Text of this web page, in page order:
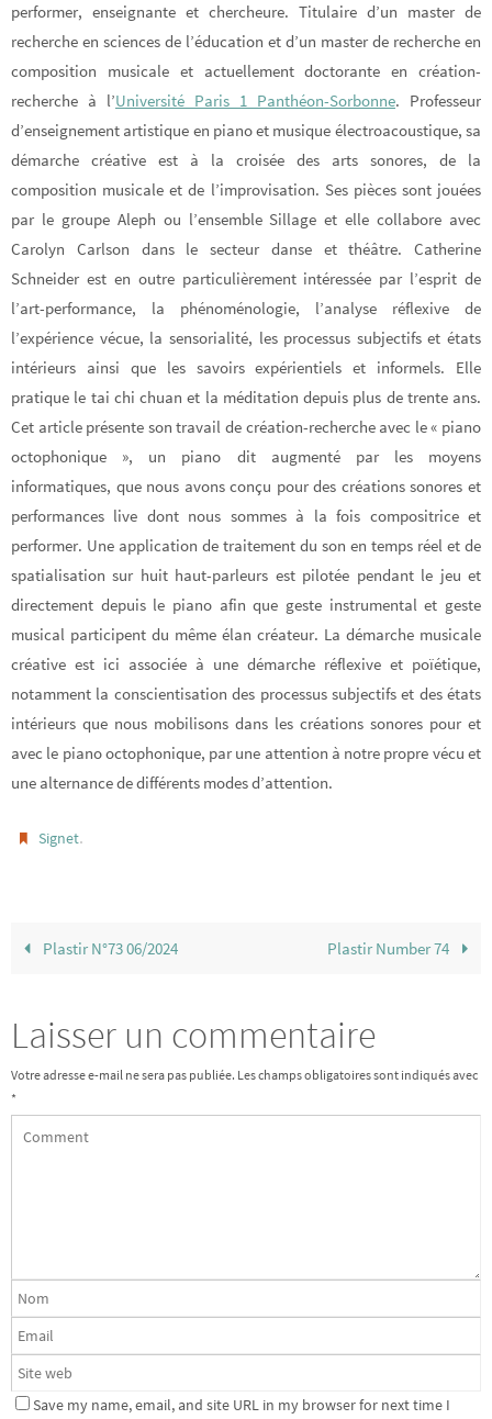
performer, enseignante et chercheure. Titulaire d’un master de
recherche en sciences de l’éducation et d’un master de recherche en
composition musicale et actuellement doctorante en création-
recherche à l’Université Paris 1 Panthéon-Sorbonne. Professeur
d’enseignement artistique en piano et musique électroacoustique, sa
démarche créative est à la croisée des arts sonores, de la
composition musicale et de l’improvisation. Ses pièces sont jouées
par le groupe Aleph ou l’ensemble Sillage et elle collabore avec
Carolyn Carlson dans le secteur danse et théâtre. Catherine
Schneider est en outre particulièrement intéressée par l’esprit de
l’art-performance, la phénoménologie, l’analyse réflexive de
l’expérience vécue, la sensorialité, les processus subjectifs et états
intérieurs ainsi que les savoirs expérientiels et informels. Elle
pratique le tai chi chuan et la méditation depuis plus de trente ans.
Cet article présente son travail de création-recherche avec le « piano
octophonique », un piano dit augmenté par les moyens
informatiques, que nous avons conçu pour des créations sonores et
performances live dont nous sommes à la fois compositrice et
performer. Une application de traitement du son en temps réel et de
spatialisation sur huit haut-parleurs est pilotée pendant le jeu et
directement depuis le piano afin que geste instrumental et geste
musical participent du même élan créateur. La démarche musicale
créative est ici associée à une démarche réflexive et poïétique,
notamment la conscientisation des processus subjectifs et des états
intérieurs que nous mobilisons dans les créations sonores pour et
avec le piano octophonique, par une attention à notre propre vécu et
une alternance de différents modes d’attention.
Signet.
Plastir N°73 06/2024 Plastir Number 74
Laisser un commentaire
Votre adresse e-mail ne sera pas publiée. Les champs obligatoires sont indiqués avec
*
Save my name, email, and site URL in my browser for next time I